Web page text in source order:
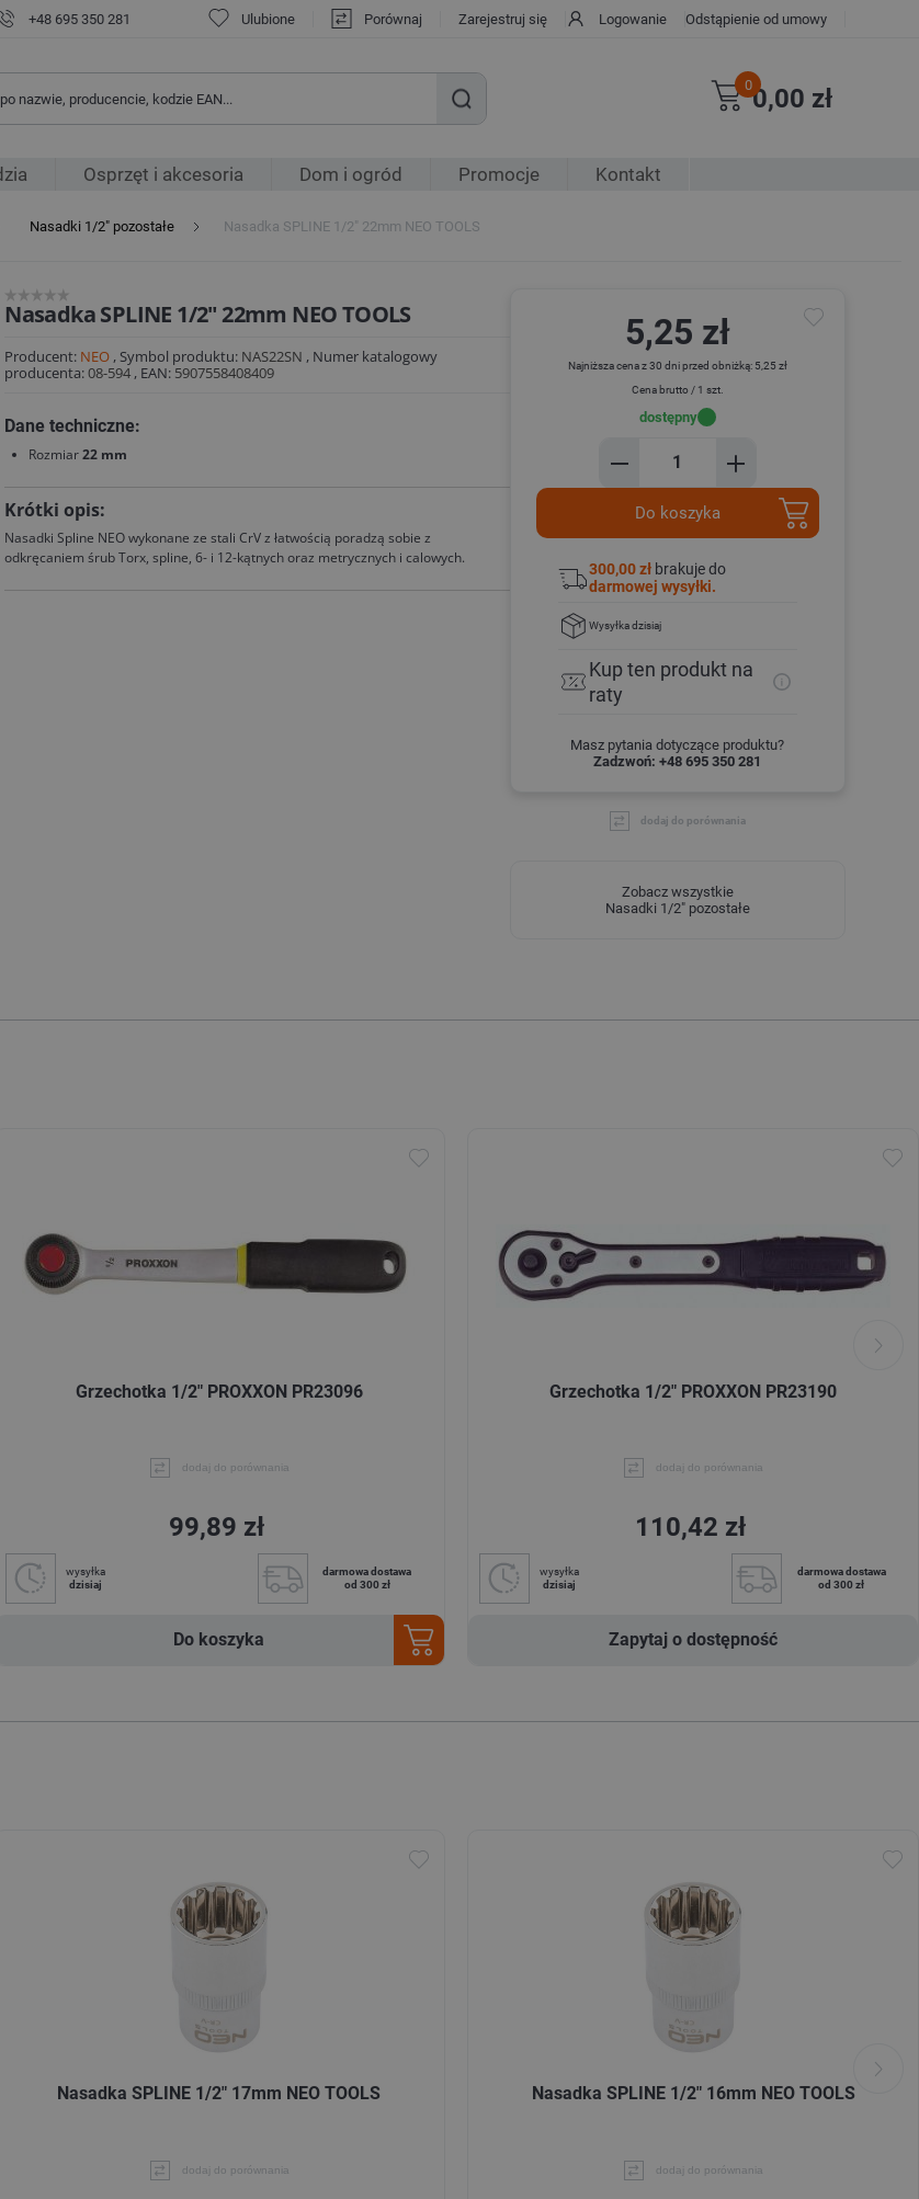
+48 695 350 281 Ulubione Porównaj Zarejestruj się Logowanie Odstąpienie od umowy
00,00 zł
Osprzęt i akcesoria Dom i ogród Promocje Kontakt
Nasadki 1/2" pozostałe Nasadka SPLINE 1/2" 22mm NEO TOOLS
5,25 zł
Najniższa cena z 30 dni przed obniżką: 5,25 zł
Cena brutto / 1 szt.
dostępny
Do koszyka
300,00 złbrakuje do
darmowej wysyłki.
Wysyłkadzisiaj
Kup ten produkt na
raty
Masz pytania dotyczące produktu?
Zadzwoń: +48 695 350 281
dodaj do porównania
Zobacz wszystkie
Nasadki 1/2" pozostałe
Nasadka SPLINE 1/2" 22mm NEO TOOLS
Producent: NEO , Symbol produktu: NAS22SN , Numer katalogowy
producenta:08-594 , EAN: 5907558408409
Dane techniczne:
Rozmiar22 mm
Krótki opis:
Nasadki Spline NEO wykonane ze stali CrV z łatwością poradzą sobie z
odkręcaniem śrub Torx, spline, 6- i 12-kątnych oraz metrycznych i calowych.
Grzechotka 1/2" PROXXON PR23096
dodaj do porównania
99,89 zł
wysyłka
dzisiaj
darmowa dostawa
od 300 zł
Do koszyka
Grzechotka 1/2" PROXXON PR23190
dodaj do porównania
110,42 zł
wysyłka
dzisiaj
darmowa dostawa
od 300 zł
Zapytaj o dostępność
Nasadka SPLINE 1/2" 17mm NEO TOOLS
dodaj do porównania
Nasadka SPLINE 1/2" 16mm NEO TOOLS
dodaj do porównania